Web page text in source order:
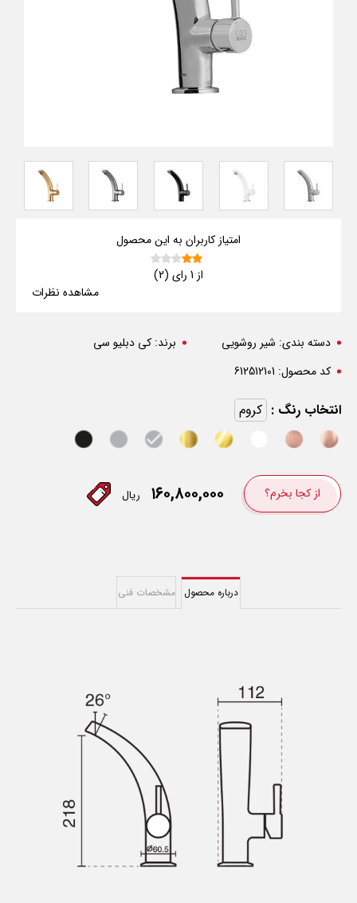
امتیاز کاربران به این محصول
از 1 رای (2)
مشاهده نظرات
دسته بندی: شیر روشویی برند: کی دبلیو سی
کد محصول: 612512101
انتخاب رنگ : کروم
از کجا بخرم؟ ۱۶۰,۸۰۰,۰۰۰ ریال
درباره محصول مشخصات فنی